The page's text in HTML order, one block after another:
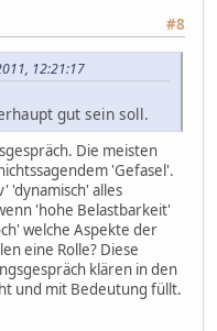
#8
12:21:17
gut sein soll.
Die meisten
'Gefasel'.
'dynamisch' alles
'hohe Belastbarkeit'
welche Aspekte der
eine Rolle? Diese
klären in den
und mit Bedeutung füllt.